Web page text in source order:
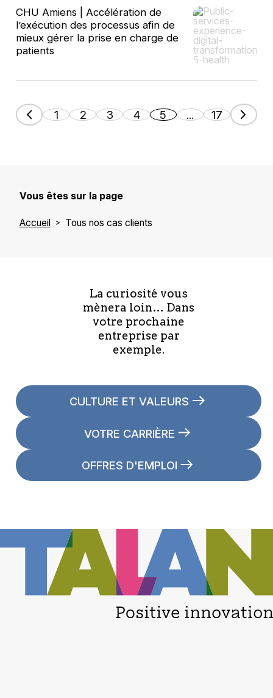
CHU Amiens​ | Accélération de
l’exécution des processus afin de
mieux gérer la prise en charge de
patients
1 2 3 4 5 ... 17
Vous êtes sur la page
Accueil Tous nos cas clients
La curiosité vous
mènera loin… Dans
votre prochaine
entreprise par
exemple.
CULTURE ET VALEURS
VOTRE CARRIÈRE
OFFRES D'EMPLOI